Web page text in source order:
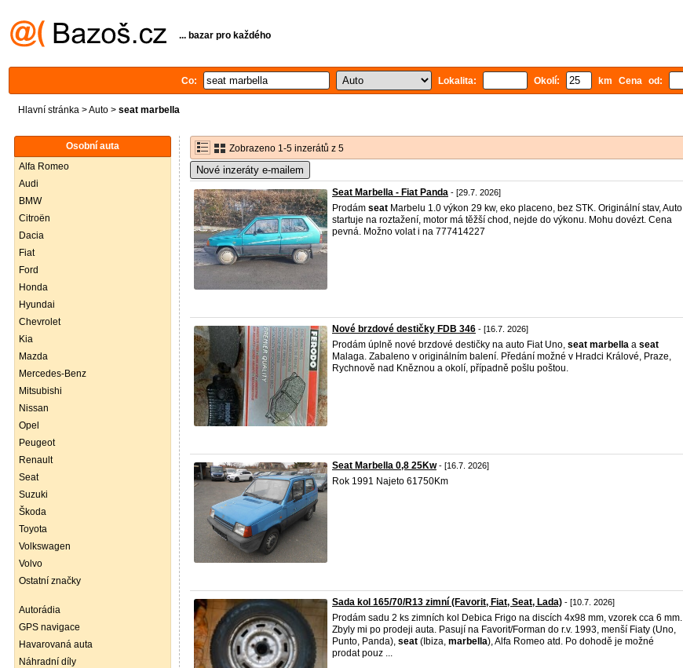
... bazar pro každého
Co: Lokalita: Okolí: km Cena od:
Hlavní stránka >Auto > seat marbella
Osobní auta
Alfa Romeo
Audi
BMW
Citroën
Dacia
Fiat
Ford
Honda
Hyundai
Chevrolet
Kia
Mazda
Mercedes-Benz
Mitsubishi
Nissan
Opel
Peugeot
Renault
Seat
Suzuki
Škoda
Toyota
Volkswagen
Volvo
Ostatní značky
Autorádia
GPS navigace
Havarovaná auta
Náhradní díly
Zobrazeno 1-5 inzerátů z 5
Nové inzeráty e-mailem
Seat Marbella - Fiat Panda - [29.7. 2026]
Prodám seat Marbelu 1.0 výkon 29 kw, eko placeno, bez STK. Originální stav, Auto
startuje na roztažení, motor má těžší chod, nejde do výkonu. Mohu dovézt. Cena
pevná. Možno volat i na 777414227
Nové brzdové destičky FDB 346 - [16.7. 2026]
Prodám úplně nové brzdové destičky na auto Fiat Uno, seat marbella a seat
Malaga. Zabaleno v originálním balení. Předání možné v Hradci Králové, Praze,
Rychnově nad Kněznou a okolí, případně pošlu poštou.
Seat Marbella 0,8 25Kw- [16.7. 2026]
Rok 1991 Najeto 61750Km
Sada kol 165/70/R13 zimní (Favorit, Fiat, Seat, Lada) - [10.7. 2026]
Prodám sadu 2 ks zimních kol Debica Frigo na discích 4x98 mm, vzorek cca 6 mm.
Zbyly mi po prodeji auta. Pasují na Favorit/Forman do r.v. 1993, menší Fiaty (Uno,
Punto, Panda), seat (Ibiza, marbella), Alfa Romeo atd. Po dohodě je možné
prodat pouz ...